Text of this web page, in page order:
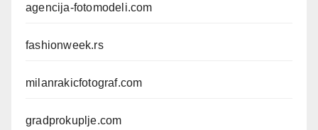
agencija-fotomodeli.com
fashionweek.rs
milanrakicfotograf.com
gradprokuplje.com